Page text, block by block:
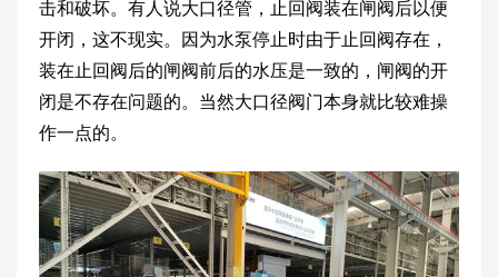
击和破坏。有人说大口径管，止回阀装在闸阀后以便
开闭，这不现实。因为水泵停止时由于止回阀存在，
装在止回阀后的闸阀前后的水压是一致的，闸阀的开
闭是不存在问题的。当然大口径阀门本身就比较难操
作一点的。